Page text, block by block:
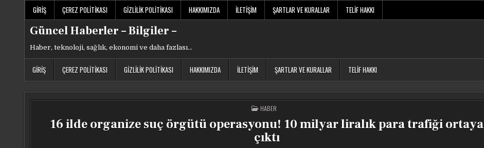
GIRIŞ ÇEREZ POLITIKASI GIZLILIK POLITIKASI HAKKIMIZDA İLETIŞIM ŞARTLAR VE KURALLAR TELIF HAKKI
Güncel Haberler – Bilgiler –
Haber, teknoloji, sağlık, ekonomi ve daha fazlası…
GIRIŞ ÇEREZ POLITIKASI GIZLILIK POLITIKASI HAKKIMIZDA İLETIŞIM ŞARTLAR VE KURALLAR TELIF HAKKI
POSTED
IN
HABER
16 ilde organize suç örgütü operasyonu! 10 milyar liralık para trafiği ortaya
çıktı